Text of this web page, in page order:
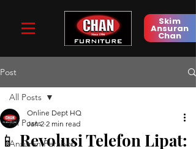
Skim
Ansuran
Chan
Post
All Posts
Ansuran Perabot
All Posts
📱 Revolusi Telefon Lipat:
Online Dept HQ
Jan 2 2 min read